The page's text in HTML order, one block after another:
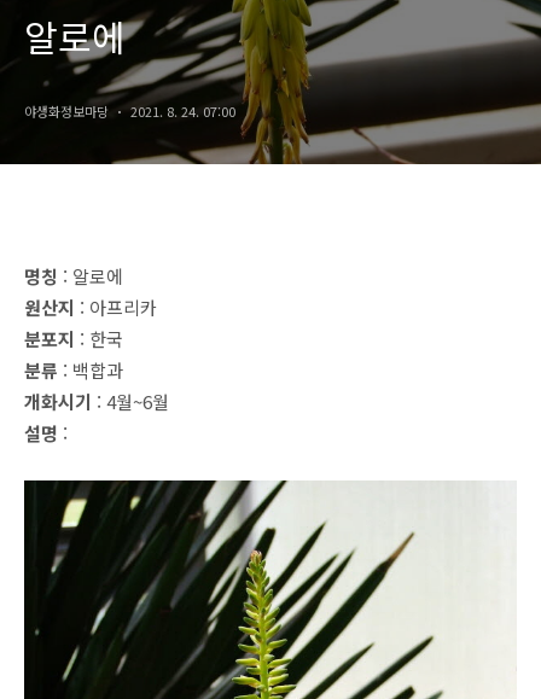
알로에
야생화정보마당 2021. 8. 24. 07:00
명칭 : 알로에
원산지 : 아프리카
분포지 : 한국
분류 : 백합과
개화시기 : 4월~6월
설명 :